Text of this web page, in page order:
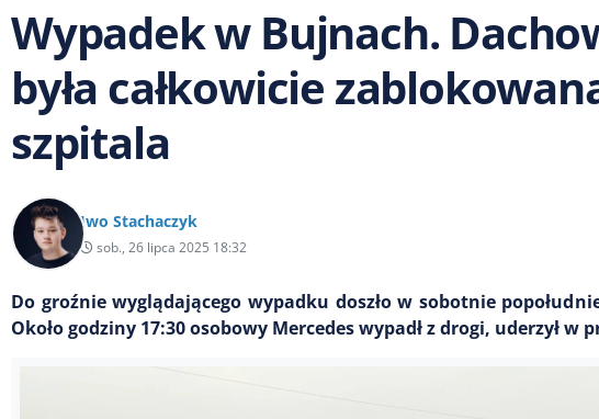
Wypadek w Bujnach.
była całkowicie
szpitala
Iwo Stachaczyk
sob., 26 lipca 2025 18:32
Do groźnie wyglądającego wypadku doszło w sobotnie
Około godziny 17:30 osobowy Mercedes wypadł z drogi, uderzył w